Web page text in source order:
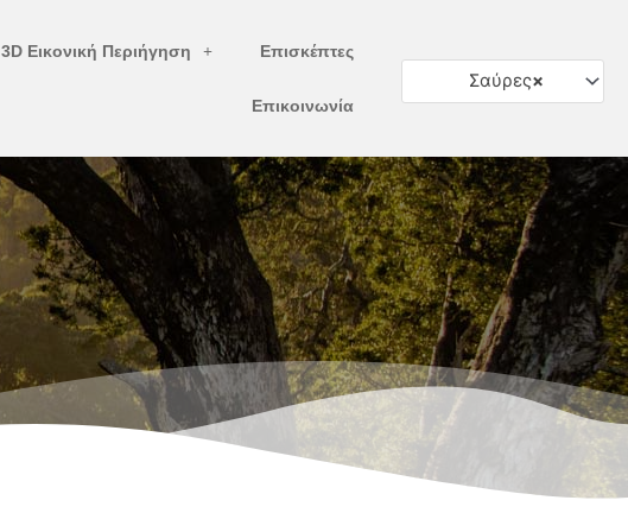
3D Εικονική Περιήγηση Επισκέπτες
Επικοινωνία
×
Σαύρες